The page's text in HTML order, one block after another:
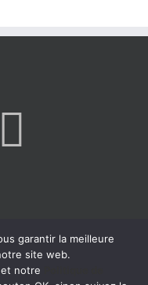
garantir la meilleure
site web.
notre